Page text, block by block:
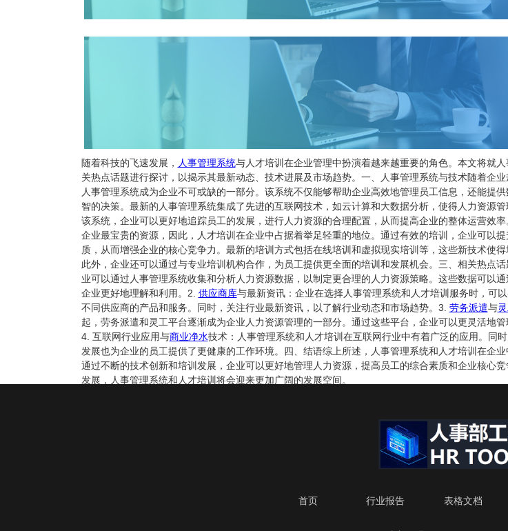
随着科技的飞速发展， 人事管理系统与人才培训在企业管理中扮演着越来越重要的角色。本文将就
关热点话题进行探讨，以揭示其最新动态、技术进展及市场趋势。一、人事管理系统与技术随着企业
人事管理系统成为企业不可或缺的一部分。该系统不仅能够帮助企业高效地管理员工信息，还能提
智的决策。最新的人事管理系统集成了先进的互联网技术，如云计算和大数据分析，使得人力资源
该系统，企业可以更好地追踪员工的发展，进行人力资源的合理配置，从而提高企业的整体运营效
企业最宝贵的资源，因此，人才培训在企业中占据着举足轻重的地位。通过有效的培训，企业可以
质，从而增强企业的核心竞争力。最新的培训方式包括在线培训和虚拟现实培训等，这些新技术使得
此外，企业还可以通过与专业培训机构合作，为员工提供更全面的培训和发展机会。三、相关热点
业可以通过人事管理系统收集和分析人力资源数据，以制定更合理的人力资源策略。这些数据可以
企业更好地理解和利用。2. 供应商库与最新资讯：企业在选择人事管理系统和人才培训服务时，可
不同供应商的产品和服务。同时，关注行业最新资讯，以了解行业动态和市场趋势。3. 劳务派遣与
起，劳务派遣和灵工平台逐渐成为企业人力资源管理的一部分。通过这些平台，企业可以更灵活地管
4. 互联网行业应用与商业净水技术：人事管理系统和人才培训在互联网行业中有着广泛的应用。同
发展也为企业的员工提供了更健康的工作环境。四、结语综上所述，人事管理系统和人才培训在企业
通过不断的技术创新和培训发展，企业可以更好地管理人力资源，提高员工的综合素质和企业核心
发展，人事管理系统和人才培训将会迎来更加广阔的发展空间。
首页 行业报告 表格文档